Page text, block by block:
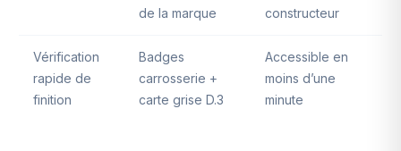
de la marque
constructeur
Vérification
rapide de
finition
Badges
carrosserie +
carte grise D.3
Accessible en
moins d’une
minute